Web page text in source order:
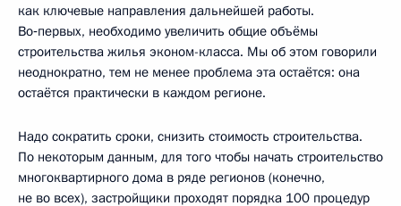
как ключевые направления дальнейшей работы.
Во‑первых, необходимо увеличить общие объёмы
строительства жилья эконом-класса. Мы об этом говорили
неоднократно, тем не менее проблема эта остаётся: она
остаётся практически в каждом регионе.
Надо сократить сроки, снизить стоимость строительства.
По некоторым данным, для того чтобы начать строительство
многоквартирного дома в ряде регионов (конечно,
не во всех), застройщики проходят порядка 100 процедур